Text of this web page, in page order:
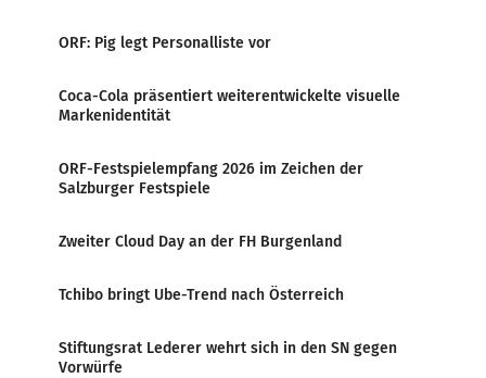
ORF: Pig legt Personalliste vor
Coca-Cola präsentiert weiterentwickelte visuelle
Markenidentität
ORF-Festspielempfang 2026 im Zeichen der
Salzburger Festspiele
Zweiter Cloud Day an der FH Burgenland
Tchibo bringt Ube-Trend nach Österreich
Stiftungsrat Lederer wehrt sich in den SN gegen
Vorwürfe